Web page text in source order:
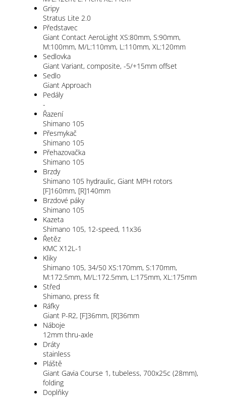
Gripy
Stratus Lite 2.0
Představec
Giant Contact AeroLight XS:80mm, S:90mm,
M:100mm, M/L:110mm, L:110mm, XL:120mm
Sedlovka
Giant Variant, composite, -5/+15mm offset
Sedlo
Giant Approach
Pedály
-
Řazení
Shimano 105
Přesmykač
Shimano 105
Přehazovačka
Shimano 105
Brzdy
Shimano 105 hydraulic, Giant MPH rotors
[F]160mm, [R]140mm
Brzdové páky
Shimano 105
Kazeta
Shimano 105, 12-speed, 11x36
Řetěz
KMC X12L-1
Kliky
Shimano 105, 34/50 XS:170mm, S:170mm,
M:172.5mm, M/L:172.5mm, L:175mm, XL:175mm
Střed
Shimano, press fit
Ráfky
Giant P-R2, [F]36mm, [R]36mm
Náboje
12mm thru-axle
Dráty
stainless
Pláště
Giant Gavia Course 1, tubeless, 700x25c (28mm),
folding
Doplňky